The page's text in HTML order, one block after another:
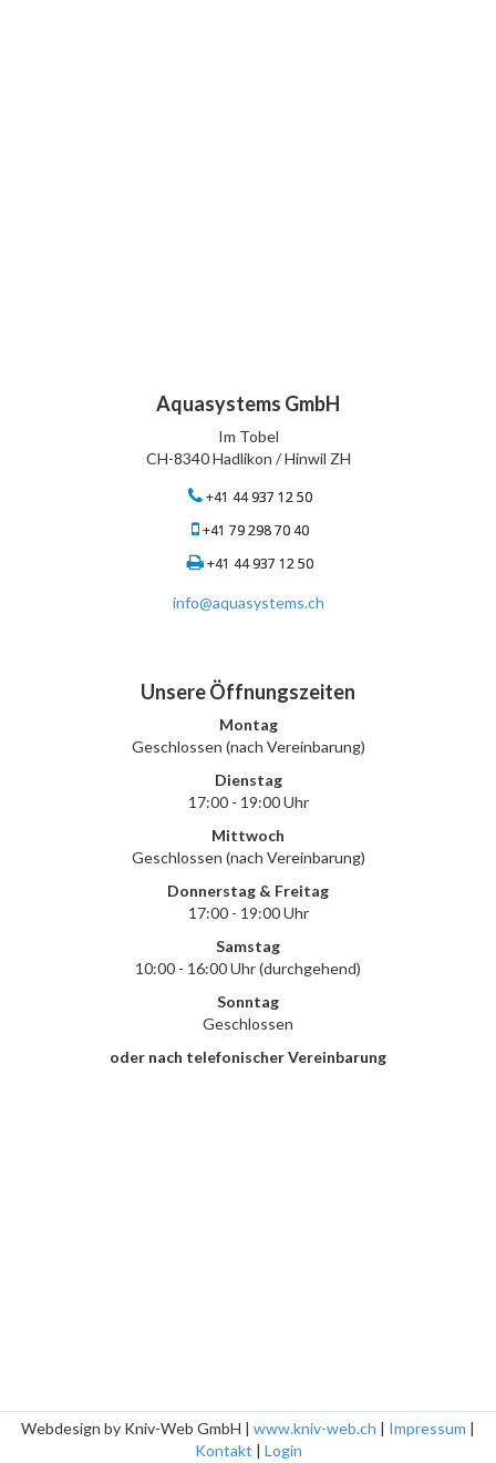
Aquasystems GmbH
Im Tobel
CH-8340 Hadlikon / Hinwil ZH
+41 44 937 12 50
+41 79 298 70 40
+41 44 937 12 50
info@aquasystems.ch
Unsere Öffnungszeiten
Montag
Geschlossen (nach Vereinbarung)
Dienstag
17:00 - 19:00 Uhr
Mittwoch
Geschlossen (nach Vereinbarung)
Donnerstag & Freitag
17:00 - 19:00 Uhr
Samstag
10:00 - 16:00 Uhr (durchgehend)
Sonntag
Geschlossen
oder nach telefonischer Vereinbarung
Webdesign by Kniv-Web GmbH | www.kniv-web.ch | Impressum |
Kontakt | Login